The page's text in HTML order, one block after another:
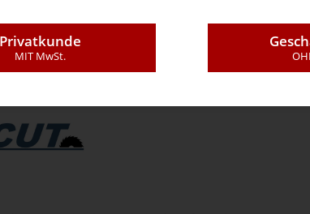
Zuschnittsoftware
Privatkunde
MIT MwSt.